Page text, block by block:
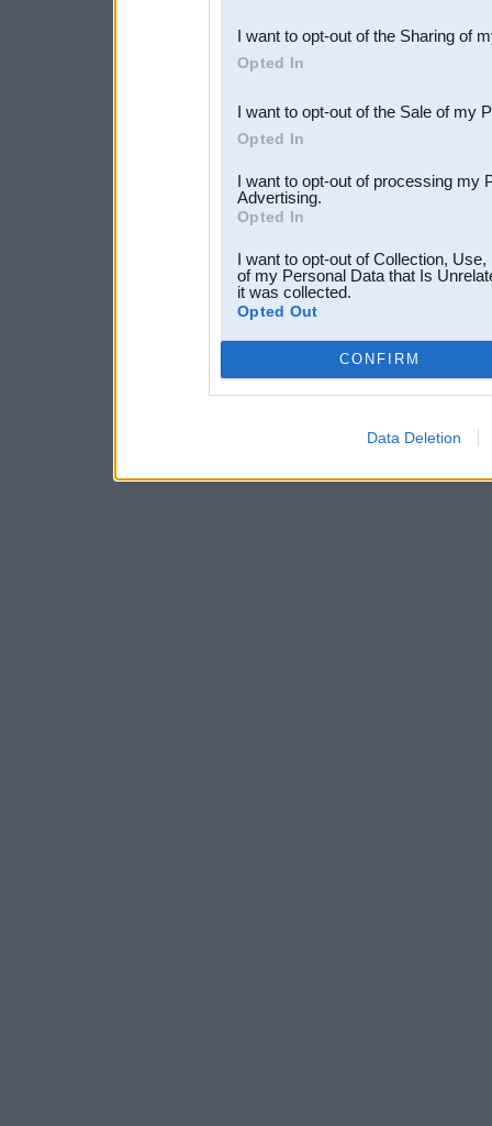
Downstream Participants
third parties.
I want to opt-out of the Sharing of
Opted In
I want to opt-out of the Sale of my
Opted In
I want to opt-out of processing my
Advertising.
Opted In
I want to opt-out of Collection,
of my Personal Data that Is
it was collected.
Opted Out
CONFIRM
Data Deletion